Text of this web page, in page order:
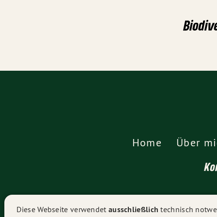
Home Über
Diese Webseite verwendet ausschließlich technisch